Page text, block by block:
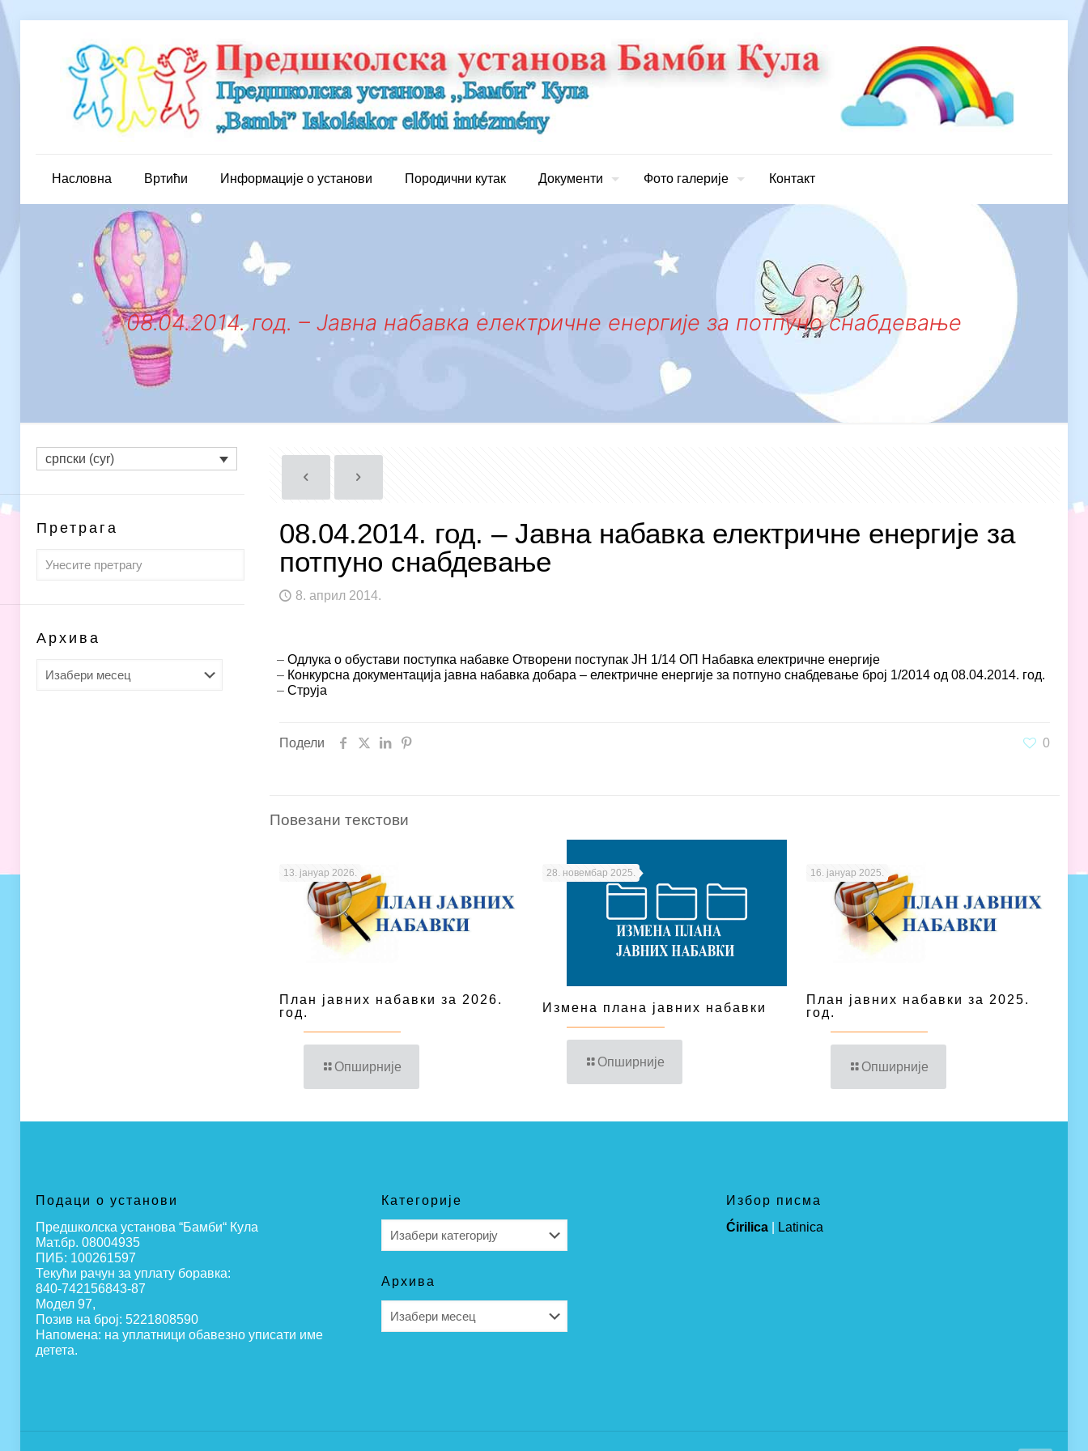
Насловна Вртићи Информације о установи Породични кутак Документи Фото галерије Контакт
08.04.2014. год. – Јавна набавка електричне енергије за потпуно снабдевање
08.04.2014. год. – Јавна набавка електричне енергије за
потпуно снабдевање
8. април 2014.
–Одлука о обустави поступка набавке Отворени поступак ЈН 1/14 ОП Набавка електричне енергије
– Конкурсна документација јавна набавка добара – електричне енергије за потпуно снабдевање број 1/2014 од 08.04.2014. год.
–Струја
Подели 0
Повезани текстови
13. јануар 2026.
План јавних набавки за 2026.
год.
Опширније
28. новембар 2025.
Измена плана јавних набавки
Опширније
16. јануар 2025.
План јавних набавки за 2025.
год.
Опширније
српски (cyr)
Претрага
Архива
Подаци о установи
Предшколска установа “Бамби“ Кула
Мат.бр. 08004935
ПИБ: 100261597
Текући рачун за уплату боравка:
840-742156843-87
Модел 97,
Позив на број: 5221808590
Напомена: на уплатници обавезно уписати име
детета.
Категорије
Архива
Избор писма
Ćirilica
Latinica